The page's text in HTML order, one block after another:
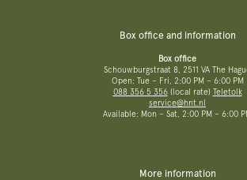
Box office and information
Box office
Schouwburgstraat 8, 2511 VA The
Open: Tue – Fri, 2:00 PM – 6:00 PM
088 356 5 356(local rate) Teletolk
service@hnt.nl
Available: Mon – Sat, 2:00 PM – 6:00
More information